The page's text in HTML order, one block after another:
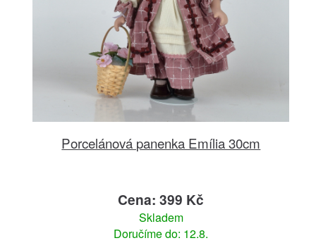
Porcelánová panenka Emília 30cm
Cena: 399 Kč
Skladem
Doručíme do: 12.8.